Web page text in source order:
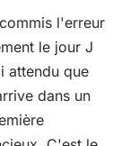
l'erreur
le jour J
attendu que
dans un